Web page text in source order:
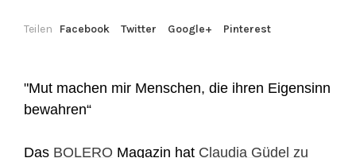
Teilen Facebook Twitter Google+ Pinterest
"Mut machen mir Menschen, die ihren Eigensinn
bewahren“
Das BOLERO Magazin hat Claudia Güdel zu